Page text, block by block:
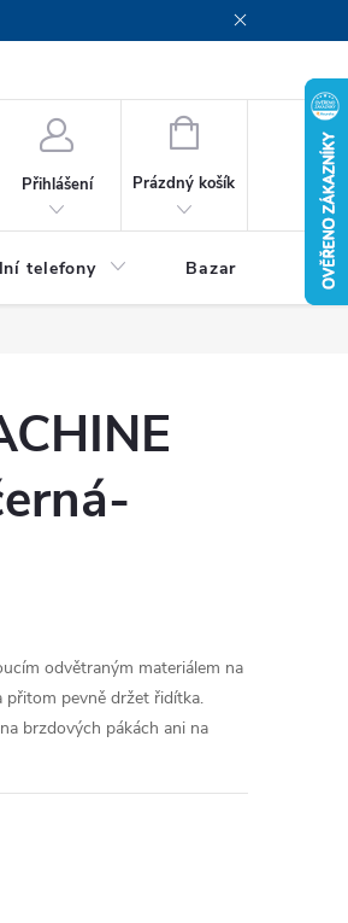
Přihlášení
NÁKUPNÍ
Prázdný košík
telefony Bazar Servis
odvětraným materiálem na
přitom pevně držet řidítka.
brzdových pákách ani na